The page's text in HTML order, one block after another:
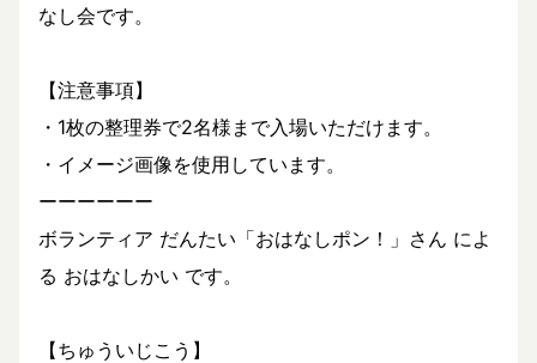
なし会です。
【注意事項】
・1枚の整理券で2名様まで入場いただけます。
・イメージ画像を使用しています。
ーーーーーー
ボランティア だんたい「おはなしポン！」さん によ
る おはなしかい です。
【ちゅういじこう】